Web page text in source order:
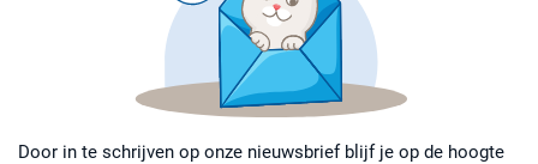
Door in te schrijven op onze nieuwsbrief blijf je op de hoogte